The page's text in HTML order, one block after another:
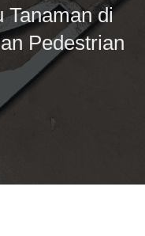
Tanaman di
Pedestrian